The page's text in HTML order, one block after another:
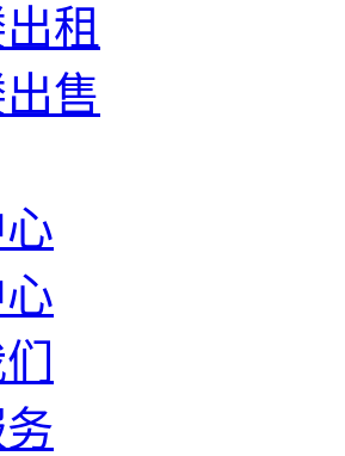
租
售